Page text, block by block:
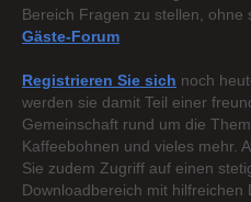
Bereich Fragen zu stellen, ohne
Gäste-Forum
Registrieren Sie sich noch
werden sie damit Teil einer
Gemeinschaft rund um die
Kaffeebohnen und vieles mehr.
Sie zudem Zugriff auf einen
Downloadbereich mit hilfreichen